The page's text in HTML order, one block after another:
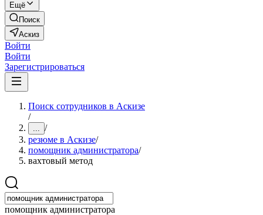
Ещё
Поиск
Аскиз
Войти
Войти
Зарегистрироваться
Поиск сотрудников в Аскизе
/
... /
резюме в Аскизе/
помощник администратора/
вахтовый метод
помощник администратора